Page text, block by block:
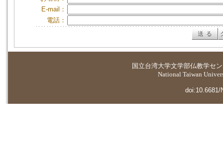
E-mail：
電話：
国立台湾大学文学部仏教学セ
National Taiwan
doi:10.6681/